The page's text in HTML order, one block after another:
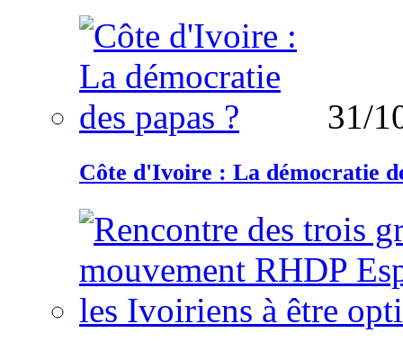
31/
Côte d'Ivoire : La démocratie